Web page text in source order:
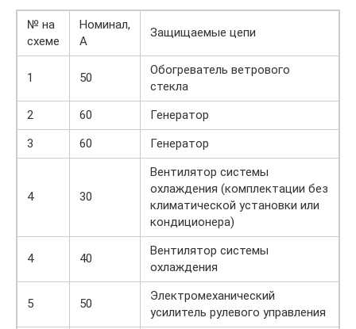
№ на
схеме
Номинал,
А
Защищаемые цепи
1 50
Обогреватель ветрового
стекла
2
60
Генератор
3
60 Генератор
4 30
Вентилятор системы
охлаждения (комплектации без
климатической установки или
кондиционера)
4 40
Вентилятор системы
охлаждения
5 50
Электромеханический
усилитель рулевого управления